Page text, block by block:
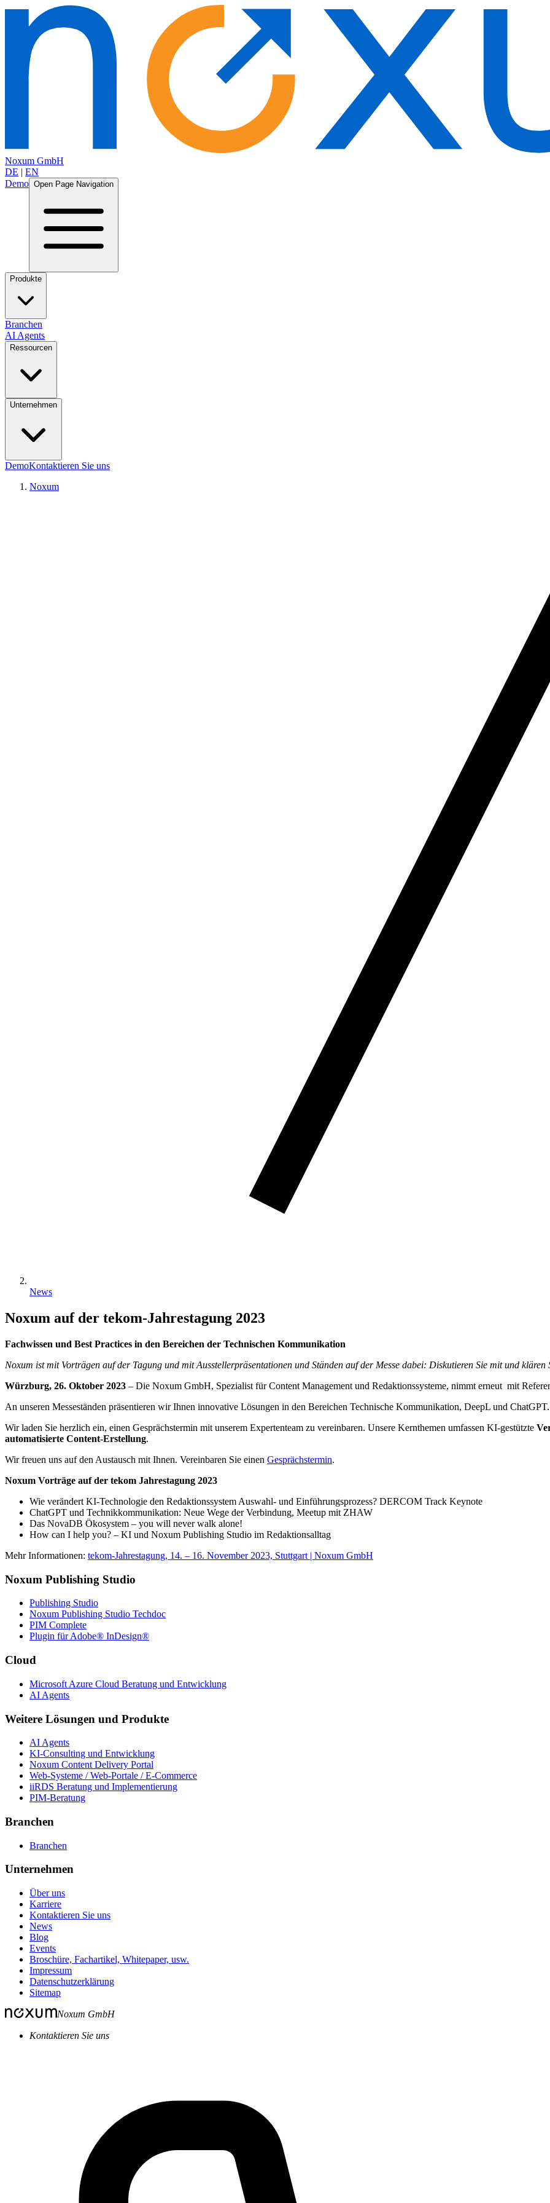
Noxum GmbH
DE | EN
Demo Open Page Navigation
Produkte
Branchen
AI Agents
Ressourcen
Unternehmen
DemoKontaktieren Sie uns
Noxum
News
Noxum auf der tekom-Jahrestagung 2023
Fachwissen und Best Practices in den Bereichen der Technischen Kommunikation
Noxum ist mit Vorträgen auf der Tagung und mit Ausstellerpräsentationen und Ständen auf der Messe dabei: Diskutieren Sie mit und klären
Würzburg, 26. Oktober 2023 – Die Noxum GmbH, Spezialist für Content Management und Redaktionssysteme, nimmt erneut mit
An unseren Messeständen präsentieren wir Ihnen innovative Lösungen in den Bereichen Technische Kommunikation, DeepL und ChatGPT.
Wir laden Sie herzlich ein, einen Gesprächstermin mit unserem Expertenteam zu vereinbaren. Unsere Kernthemen umfassen KI-gestützte
automatisierte Content-Erstellung.
Wir freuen uns auf den Austausch mit Ihnen. Vereinbaren Sie einen Gesprächstermin.
Noxum Vorträge auf der tekom Jahrestagung 2023
Wie verändert KI-Technologie den Redaktionssystem Auswahl- und Einführungsprozess? DERCOM Track Keynote
ChatGPT und Technikkommunikation: Neue Wege der Verbindung, Meetup mit ZHAW
Das NovaDB Ökosystem – you will never walk alone!
How can I help you? – KI und Noxum Publishing Studio im Redaktionsalltag
Mehr Informationen: tekom-Jahrestagung, 14. – 16. November 2023, Stuttgart | Noxum GmbH
Noxum Publishing Studio
Publishing Studio
Noxum Publishing Studio Techdoc
PIM Complete
Plugin für Adobe® InDesign®
Cloud
Microsoft Azure Cloud Beratung und Entwicklung
AI Agents
Weitere Lösungen und Produkte
AI Agents
KI-Consulting und Entwicklung
Noxum Content Delivery Portal
Web-Systeme / Web-Portale / E-Commerce
iiRDS Beratung und Implementierung
PIM-Beratung
Branchen
Branchen
Unternehmen
Über uns
Karriere
Kontaktieren Sie uns
News
Blog
Events
Broschüre, Fachartikel, Whitepaper, usw.
Impressum
Datenschutzerklärung
Sitemap
Noxum GmbH
Kontaktieren Sie uns